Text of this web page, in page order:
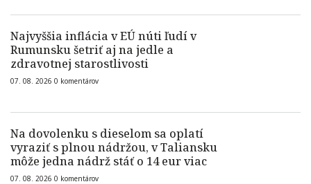
Najvyššia inflácia v EÚ núti ľudí v
Rumunsku šetriť aj na jedle a
zdravotnej starostlivosti
07. 08. 2026 0 komentárov
Na dovolenku s dieselom sa oplatí
vyraziť s plnou nádržou, v Taliansku
môže jedna nádrž stáť o 14 eur viac
07. 08. 2026 0 komentárov